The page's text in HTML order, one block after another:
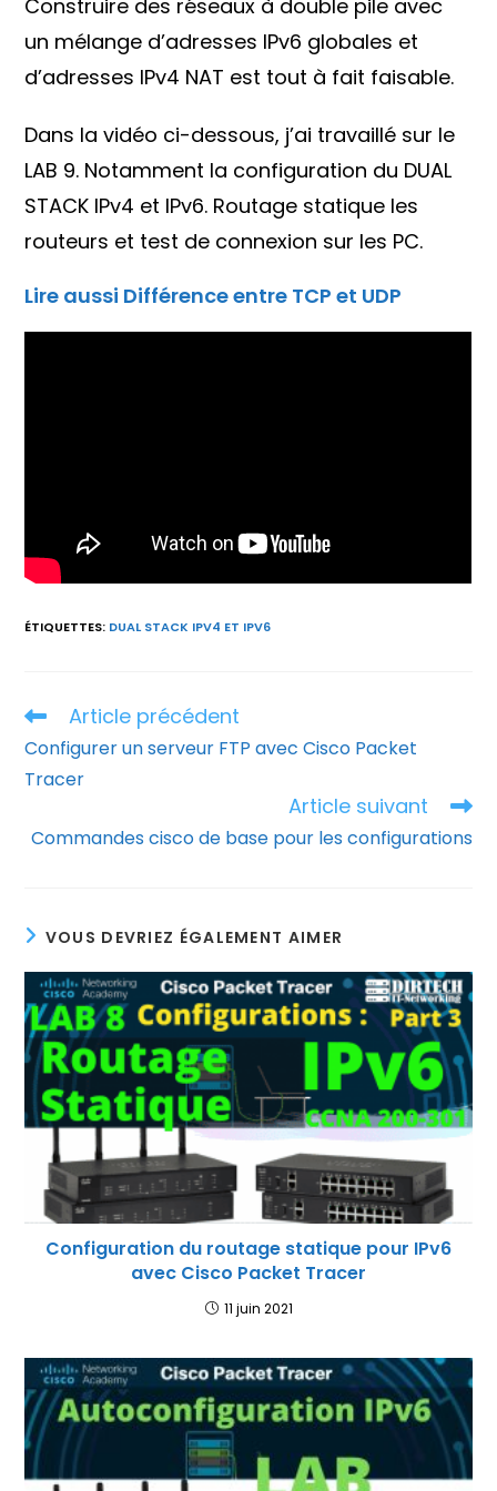
Construire des réseaux à double pile avec
un mélange d’adresses IPv6 globales et
d’adresses IPv4 NAT est tout à fait faisable.
Dans la vidéo ci-dessous, j’ai travaillé sur le
LAB 9. Notamment la configuration du DUAL
STACK IPv4 et IPv6. Routage statique les
routeurs et test de connexion sur les PC.
Lire aussi Différence entre TCP et UDP
ÉTIQUETTES: DUAL STACK IPV4 ET IPV6
Read
articles
Article précédent
Configurer un serveur FTP avec Cisco Packet
Tracer
Article suivant
Commandes cisco de base pour les configurations
VOUS DEVRIEZ ÉGALEMENT AIMER
Configuration du routage statique pour IPv6
avec Cisco Packet Tracer
11 juin 2021